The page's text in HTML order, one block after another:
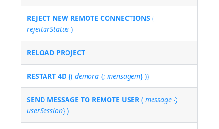
REJECT NEW REMOTE CONNECTIONS (
rejeitarStatus )
RELOAD PROJECT
RESTART 4D {(demora {;mensagem} )}
SEND MESSAGE TO REMOTE USER (message {;
userSession} )